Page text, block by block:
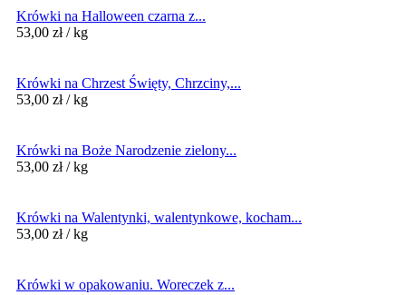
Krówki na Halloween czarna z...
53,00 zł / kg
Krówki na Chrzest Święty, Chrzciny,...
53,00 zł / kg
Krówki na Boże Narodzenie zielony...
53,00 zł / kg
Krówki na Walentynki, walentynkowe, kocham...
53,00 zł / kg
Krówki w opakowaniu. Woreczek z...